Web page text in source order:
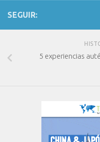
SEGUIR:
5 experiencias